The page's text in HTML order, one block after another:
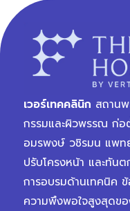
เวอร์เทคคลินิก สถาน
กรรมและผิวพรรณ ก่
อมรพงษ์ วชิรมน แพท
ปรับโครงหน้า และทัน
การอบรมด้านเทคนิค
ความพึงพอใจสูงสุดขอ